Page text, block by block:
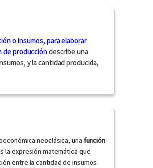
o insumos, para elaborar
de produccióndescribe una
y la cantidad producida,
neoclásica, una función
la expresión matemática que
entre la cantidad de insumos